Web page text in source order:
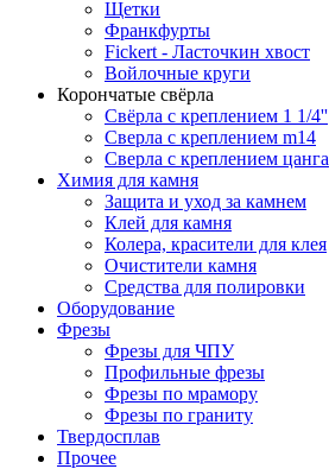
Щетки
Франкфурты
Fickert - Ласточкин хвост
Войлочные круги
Корончатые свёрла
Свёрла с креплением 1 1/4''
Сверла с креплением m14
Сверла с креплением цанга
Химия для камня
Защита и уход за камнем
Клей для камня
Колера, красители для клея
Очистители камня
Средства для полировки
Оборудование
Фрезы
Фрезы для ЧПУ
Профильные фрезы
Фрезы по мрамору
Фрезы по граниту
Твердосплав
Прочее